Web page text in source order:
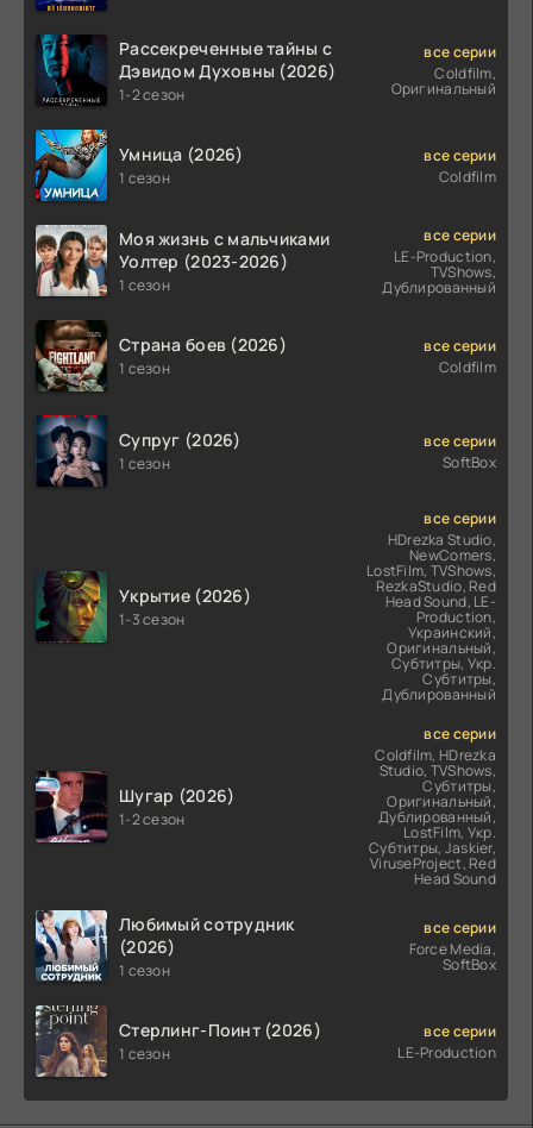
Рассекреченные тайны с
Дэвидом Духовны (2026)
1-2 сезон
все серии
Coldfilm,
Оригинальный
Умница (2026)
1 сезон
все серии
Coldfilm
Моя жизнь с мальчиками
Уолтер (2023-2026)
1 сезон
все серии
LE-Production,
TVShows,
Дублированный
Страна боев (2026)
1 сезон
все серии
Coldfilm
Супруг (2026)
1 сезон
все серии
SoftBox
Укрытие (2026)
1-3 сезон
все серии
HDrezka Studio,
NewComers,
LostFilm, TVShows,
RezkaStudio, Red
Head Sound, LE-
Production,
Украинский,
Оригинальный,
Субтитры, Укр.
Субтитры,
Дублированный
Шугар (2026)
1-2 сезон
все серии
Coldfilm, HDrezka
Studio, TVShows,
Субтитры,
Оригинальный,
Дублированный,
LostFilm, Укр.
Субтитры, Jaskier,
ViruseProject, Red
Head Sound
Любимый сотрудник
(2026)
1 сезон
все серии
Force Media,
SoftBox
Стерлинг-Поинт (2026)
1 сезон
все серии
LE-Production